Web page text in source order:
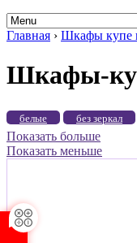
Главная › Шкафы купе
Шкафы-
белые без зеркал
Показать больше
Показать меньше